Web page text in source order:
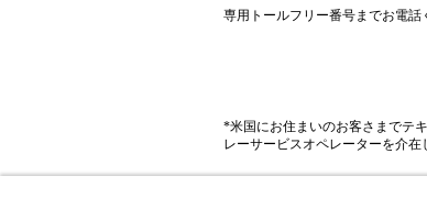
専用トールフリー番号までお電話
*米国にお住まいのお客さまでテ
レーサービスオペレーターを介在